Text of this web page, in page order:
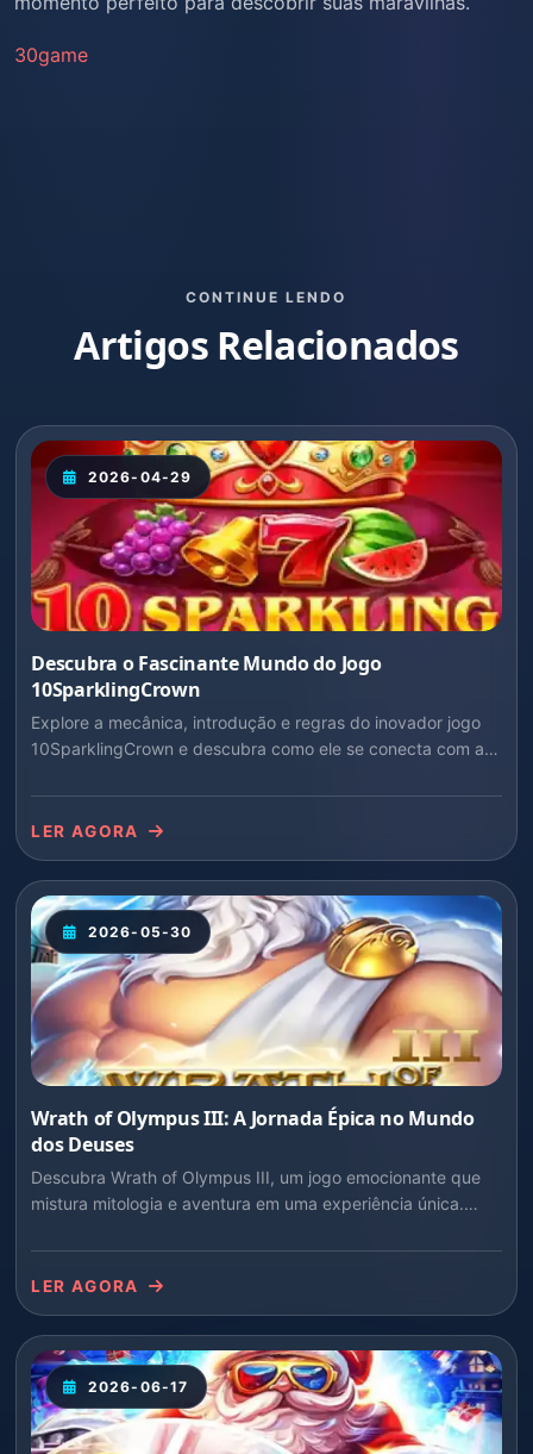
30game
CONTINUE LENDO
Artigos Relacionados
2026-04-29
Descubra o Fascinante Mundo do Jogo
10SparklingCrown
Explore a mecânica, introdução e regras do inovador jogo
10SparklingCrown e descubra como ele se conecta com a
LER AGORA
2026-05-30
Wrath of Olympus III: A Jornada Épica no Mundo
dos Deuses
Descubra Wrath of Olympus III, um jogo emocionante que
mistura mitologia e aventura em uma experiência única.
guiam os jogadores nesta incrível jornada.
LER AGORA
2026-06-17